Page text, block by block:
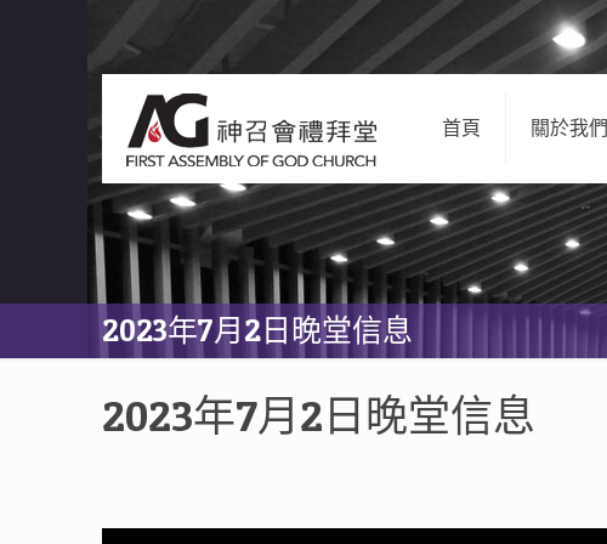
首頁 關於我們
2023年7月2日晚堂信息
2023年7月2日晚堂信息